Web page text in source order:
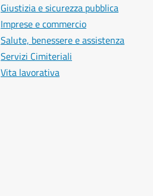
Giustizia e sicurezza pubblica
Imprese e commercio
Salute, benessere e assistenza
Servizi Cimiteriali
Vita lavorativa